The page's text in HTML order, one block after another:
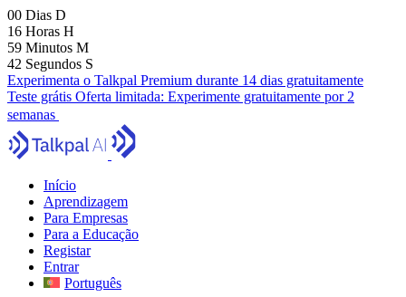
00 Dias D
16 Horas H
59 Minutos M
41 Segundos S
Experimenta o Talkpal Premium durante 14 dias gratuitamente
Teste grátis Oferta limitada: Experimente gratuitamente por 2
semanas
Início
Aprendizagem
Para Empresas
Para a Educação
Registar
Entrar
Português